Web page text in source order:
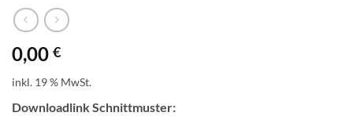
0,00 €
inkl. 19 % MwSt.
Downloadlink Schnittmuster: